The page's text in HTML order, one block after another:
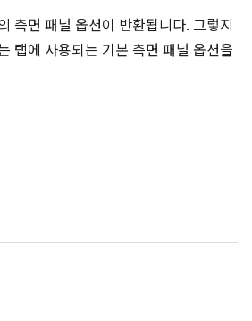
측면 패널 옵션이 반환됩니다. 그렇지
탭에 사용되는 기본 측면 패널 옵션을